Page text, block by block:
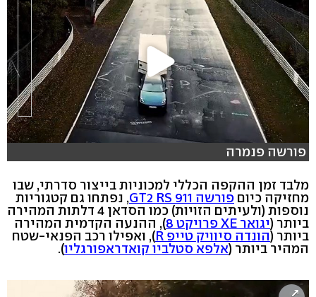
פורשה פנמרה
מלבד זמן ההקפה הכללי למכוניות בייצור סדרתי, שבו
מחזיקה כיום פורשה 911 GT2 RS , נפתחו גם קטגוריות
נוספות (ולעיתים הזויות) כמו הסדאן 4 דלתות המהירה
ביותר (יגואר XE פרויקט 8 ), ההנעה הקדמית המהירה
ביותר (הונדה סיוויק טייפ R ), ואפילו רכב הפנאי-שטח
המהיר ביותר (אלפא סטלביו קואדראפורגליו).